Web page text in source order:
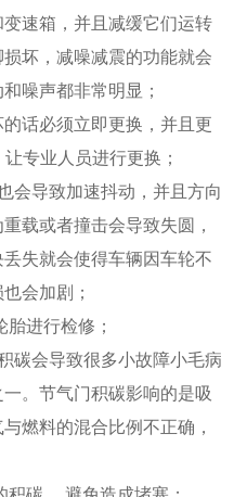
速箱，并且减缓它们运转
坏，减噪减震的功能就会
噪声都非常明显；
话必须立即更换，并且更
专业人员进行更换；
会导致加速抖动，并且方向
载或者撞击会导致失圆，
失就会使得车辆因车轮不
会加剧；
进行检修；
碳会导致很多小故障小毛病
。节气门积碳影响的是吸
燃料的混合比例不正确，